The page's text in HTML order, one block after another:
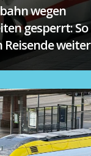
wegen
gesperrt: So
Reisende weiter